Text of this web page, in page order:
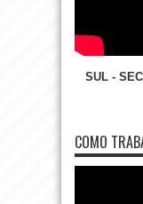
SUL -
COMO